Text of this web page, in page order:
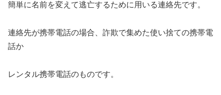
簡単に名前を変えて逃亡するために用いる連絡先です。
連絡先が携帯電話の場合、詐欺で集めた使い捨ての携帯電
話か
レンタル携帯電話のものです。